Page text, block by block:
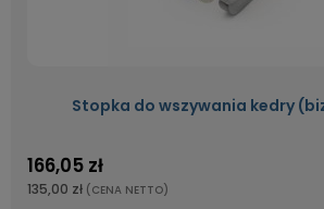
Stopka do wszywania kedry
166,05 zł
135,00 zł (CENA NETTO)